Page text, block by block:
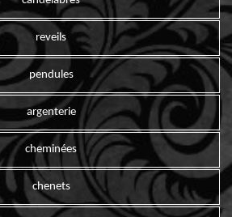
reveils
pendules
argenterie
cheminées
chenets